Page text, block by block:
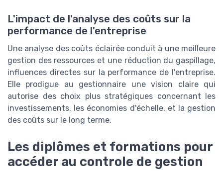
L'impact de l'analyse des coûts sur la
performance de l'entreprise
Une analyse des coûts éclairée conduit à une meilleure
gestion des ressources et une réduction du gaspillage,
influences directes sur la performance de l'entreprise.
Elle prodigue au gestionnaire une vision claire qui
autorise des choix plus stratégiques concernant les
investissements, les économies d'échelle, et la gestion
des coûts sur le long terme.
Les diplômes et formations pour
accéder au controle de gestion